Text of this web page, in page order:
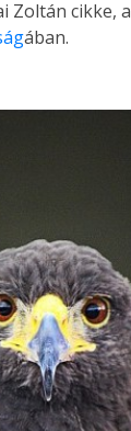
Zoltán cikke, a
ában.